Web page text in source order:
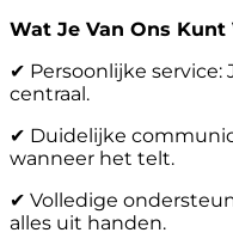
Wat Je Van Ons Kunt
✔ Persoonlijke
centraal.
✔ Duidelijke
wanneer het telt.
✔ Volledige
alles uit handen.